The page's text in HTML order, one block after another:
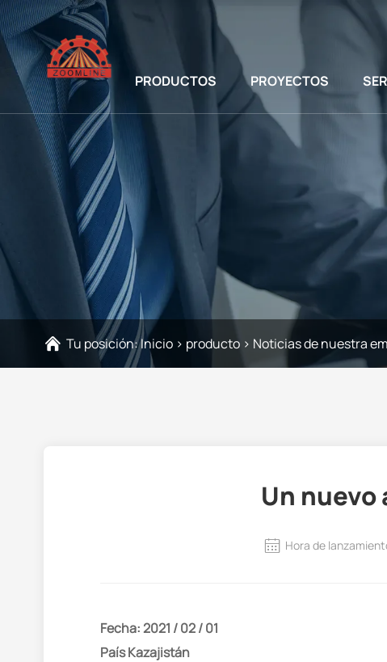
PRODUCTOS PROYECTOS
Tu posición:Inicio> producto> Noticias de nuestra
Un
Hora de
Fecha: 2021 / 02 / 01
País Kazajistán